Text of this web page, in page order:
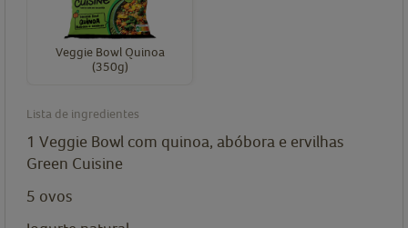
Veggie Bowl Quinoa
(350g)
Lista de ingredientes
1 Veggie Bowl com quinoa, abóbora e ervilhas
Green Cuisine
5 ovos